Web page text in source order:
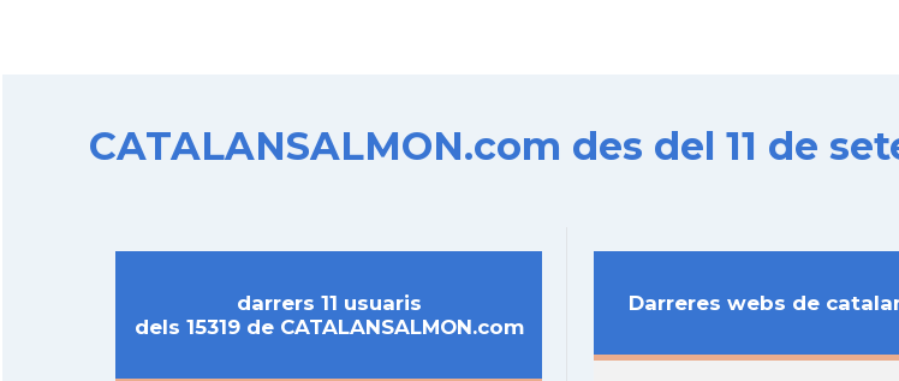
CATALANSALMON.com des del 11 de
darrers 11 usuaris
dels 15319 de CATALANSALMON.com
Darreres webs de